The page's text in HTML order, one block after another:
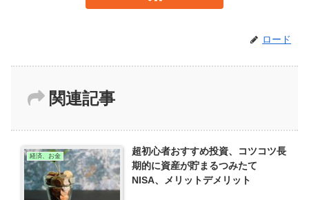
ロード
関連記事
経済、お金
超初心者おすすめ投資、コツコツ長
期的に資産が貯まるつみたて
NISA、メリットデメリット